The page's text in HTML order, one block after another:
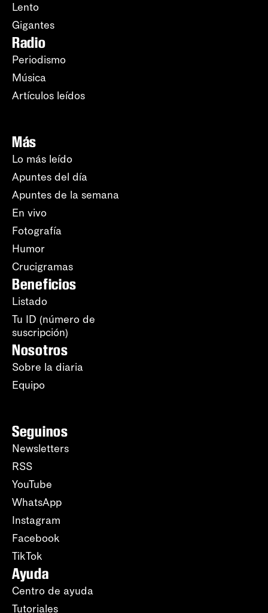
Lento
Gigantes
Radio
Periodismo
Música
Artículos leídos
Más
Lo más leído
Apuntes del día
Apuntes de la semana
En vivo
Fotografía
Humor
Crucigramas
Beneficios
Listado
Tu ID (número de
suscripción)
Nosotros
Sobre la diaria
Equipo
Seguinos
Newsletters
RSS
YouTube
WhatsApp
Instagram
Facebook
TikTok
Ayuda
Centro de ayuda
Tutoriales